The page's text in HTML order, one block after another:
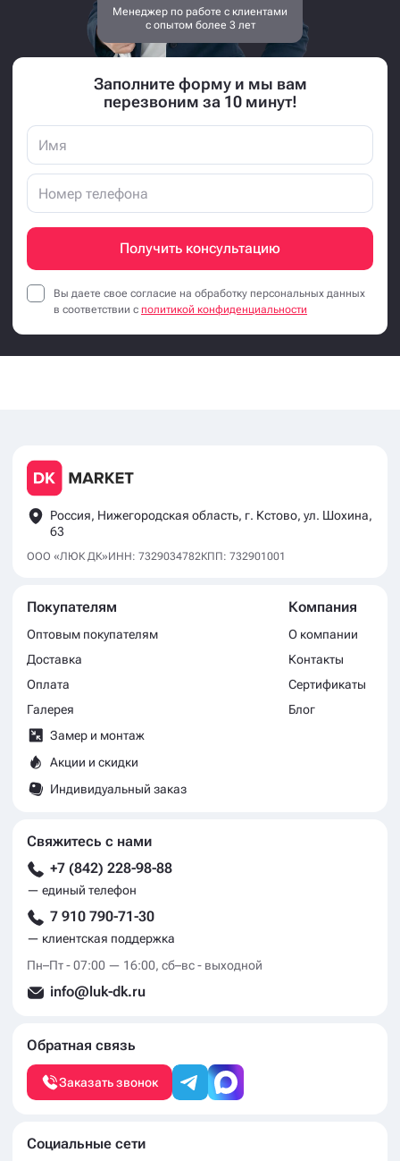
Менеджер по работе с клиентами
с опытом более 3 лет
Заполните форму и мы вам
перезвоним за 10 минут!
Получить консультацию
Вы даете свое согласие на обработку персональных данных
в соответствии с политикой конфиденциальности
Россия, Нижегородская область, г. Кстово, ул. Шохина,
63
ООО «ЛЮК ДК»ИНН: 7329034782КПП: 732901001
Покупателям
Оптовым покупателям
Доставка
Оплата
Галерея
Замер и монтаж
Акции и скидки
Индивидуальный заказ
Компания
О компании
Контакты
Сертификаты
Блог
Свяжитесь с нами
+7 (842) 228-98-88
— единый телефон
7 910 790-71-30
— клиентская поддержка
Пн–Пт - 07:00 — 16:00, сб–вс - выходной
info@luk-dk.ru
Обратная связь
Заказать звонок
Социальные сети